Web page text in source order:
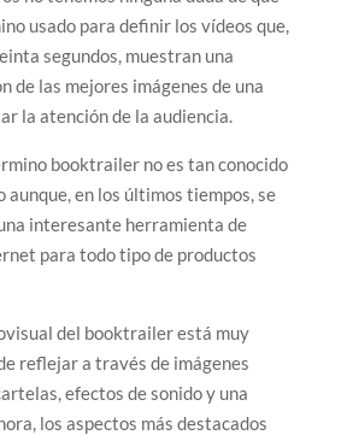
usado para definir los vídeos que,
segundos, muestran una
de las mejores imágenes de una
la atención de la audiencia.
booktrailer no es tan conocido
aunque, en los últimos tiempos, se
interesante herramienta de
para todo tipo de productos
del booktrailer está muy
reflejar a través de imágenes
efectos de sonido y una
los aspectos más destacados